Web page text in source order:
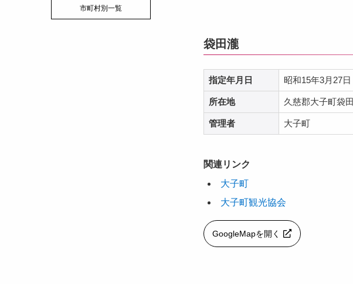
市町村別一覧
袋田瀧
指定年月日 昭和15年3月27日
所在地 久慈郡大子町袋田
管理者 大子町
関連リンク
大子町
大子町観光協会
GoogleMapを開く